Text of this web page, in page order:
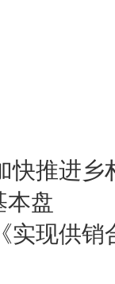
快推进乡
本盘
实现供